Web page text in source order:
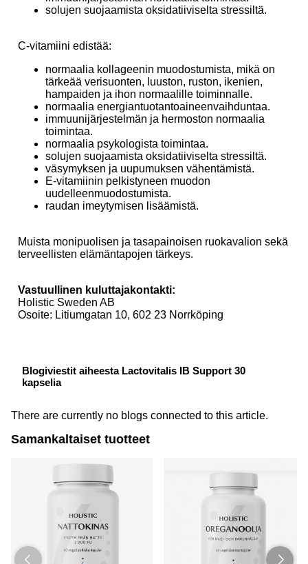
solujen suojaamista oksidatiiviselta stressiltä.
C-vitamiini edistää:
normaalia kollageenin muodostumista, mikä on
tärkeää verisuonten, luuston, ruston, ikenien,
hampaiden ja ihon normaalille toiminnalle.
normaalia energiantuotantoaineenvaihduntaa.
immuunijärjestelmän ja hermoston normaalia
toimintaa.
normaalia psykologista toimintaa.
solujen suojaamista oksidatiiviselta stressiltä.
väsymyksen ja uupumuksen vähentämistä.
E-vitamiinin pelkistyneen muodon
uudelleenmuodostumista.
raudan imeytymisen lisäämistä.
Muista monipuolisen ja tasapainoisen ruokavalion sekä
terveellisten elämäntapojen tärkeys.
Vastuullinen kuluttajakontakti:
Holistic Sweden AB
Osoite: Litiumgatan 10, 602 23 Norrköping
Blogiviestit aiheesta Lactovitalis IB Support 30
kapselia
There are currently no blogs connected to this article.
Samankaltaiset tuotteet